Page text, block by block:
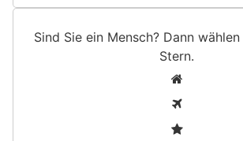
Sind Sie ein Mensch? Dann
Stern.